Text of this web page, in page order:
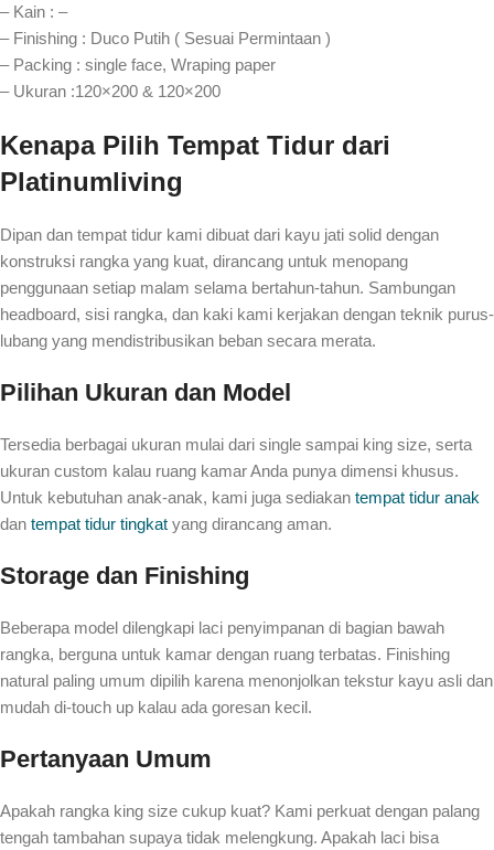
– Kain : –
– Finishing : Duco Putih ( Sesuai Permintaan )
– Packing : single face, Wraping paper
– Ukuran :120×200 & 120×200
Kenapa Pilih Tempat Tidur dari
Platinumliving
Dipan dan tempat tidur kami dibuat dari kayu jati solid dengan
konstruksi rangka yang kuat, dirancang untuk menopang
penggunaan setiap malam selama bertahun-tahun. Sambungan
headboard, sisi rangka, dan kaki kami kerjakan dengan teknik purus-
lubang yang mendistribusikan beban secara merata.
Pilihan Ukuran dan Model
Tersedia berbagai ukuran mulai dari single sampai king size, serta
ukuran custom kalau ruang kamar Anda punya dimensi khusus.
Untuk kebutuhan anak-anak, kami juga sediakan tempat tidur anak
dan tempat tidur tingkat yang dirancang aman.
Storage dan Finishing
Beberapa model dilengkapi laci penyimpanan di bagian bawah
rangka, berguna untuk kamar dengan ruang terbatas. Finishing
natural paling umum dipilih karena menonjolkan tekstur kayu asli dan
mudah di-touch up kalau ada goresan kecil.
Pertanyaan Umum
Apakah rangka king size cukup kuat? Kami perkuat dengan palang
tengah tambahan supaya tidak melengkung. Apakah laci bisa